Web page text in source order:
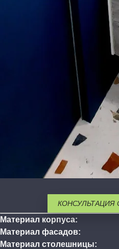
КОНСУЛЬТАЦИЯ
Материал корпуса:
Материал фасадов:
Материал столешницы: